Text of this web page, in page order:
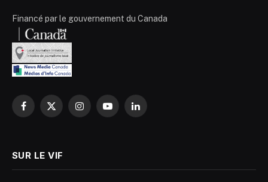
Financé par le gouvernement du Canada
Facebook
X
InstagramYouTubeLinkedIn
SUR LE VIF